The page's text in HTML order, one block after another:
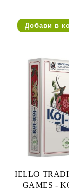
IELLO
GAMES -